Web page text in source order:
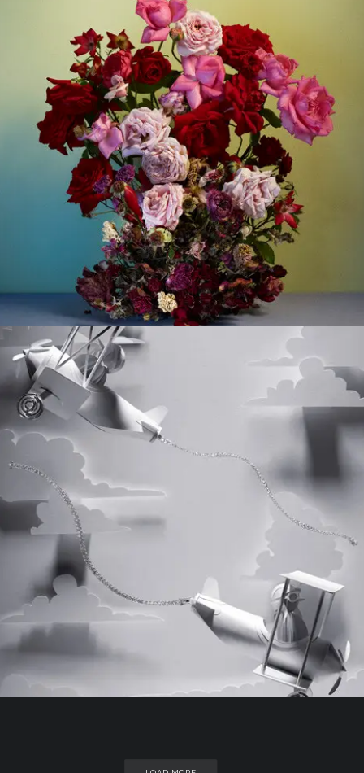
Postproducción De Imágenes
Postproducción De Imágenes